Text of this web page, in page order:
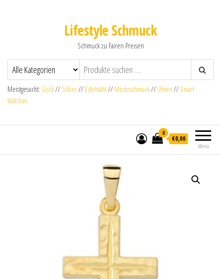
Lifestyle Schmuck
Schmuck zu Fairen Preisen
Meistgesucht: Gold // Silber// Edelstahl // Modeschmuck// Uhren // Smart
Watches
Menü
0
€0,00